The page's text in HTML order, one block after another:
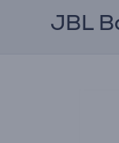
JBL